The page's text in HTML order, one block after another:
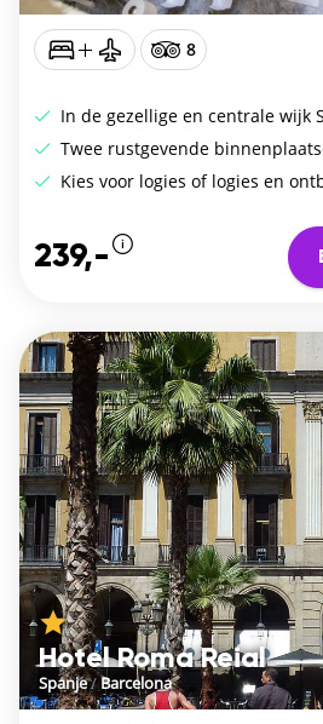
8
In de gezellige en centrale wijk
Twee rustgevende
Kies voor logies of logies en
239,-
Hotel Roma Reial
Spanje/Barcelona